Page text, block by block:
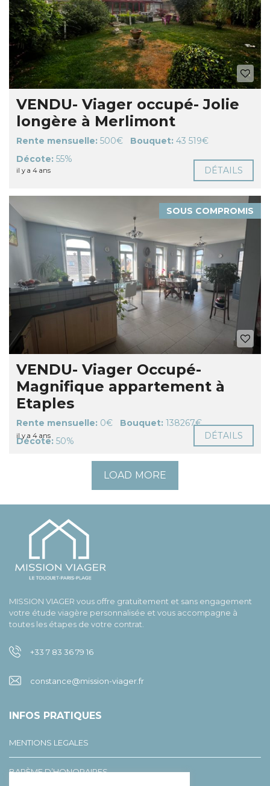
VENDU- Viager occupé- Jolie
longère à Merlimont
Rente mensuelle: 500€ Bouquet: 43 519€
Décote: 55%
il y a 4 ans DÉTAILS
SOUS COMPROMIS
VENDU- Viager Occupé-
Magnifique appartement à
Etaples
Rente mensuelle: 0€ Bouquet: 138267€
Décote: 50%
il y a 4 ans DÉTAILS
LOAD MORE
MISSION VIAGER vous offre gratuitement et sans engagement
votre étude viagère personnalisée et vous accompagne à
toutes les étapes de votre contrat.
+33 7 83 36 79 16
constance@mission-viager.fr
INFOS PRATIQUES
MENTIONS LEGALES
BARÈME D’HONORAIRES